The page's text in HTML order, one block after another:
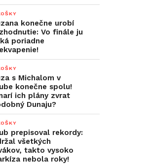
konečne urobí
Vo finále ju
poriadne
s Michalom v
konečne spolu!
ich plány zvrat
Dunaju?
prepisoval rekordy:
všetkých
takto vysoko
nebola roky!